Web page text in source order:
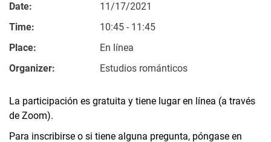
Date:
11/17/2021
Time:
10:45 - 11:45
Place:
En línea
Organizer:
Estudios románticos
La participación es gratuita y tiene lugar en línea (a través
de Zoom).
Para inscribirse o si tiene alguna pregunta, póngase en